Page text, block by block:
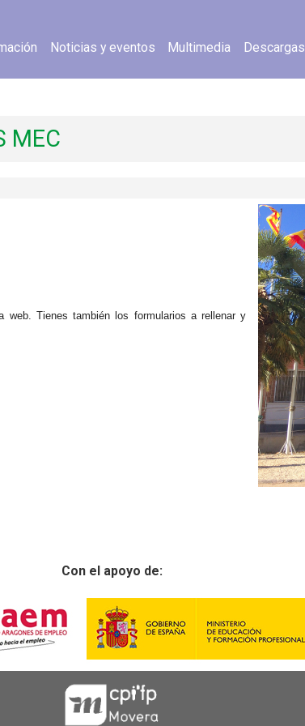
Noticias y eventos Multimedia Descargas
MEC
Tienes también los formularios a rellenar y
Con el apoyo de: